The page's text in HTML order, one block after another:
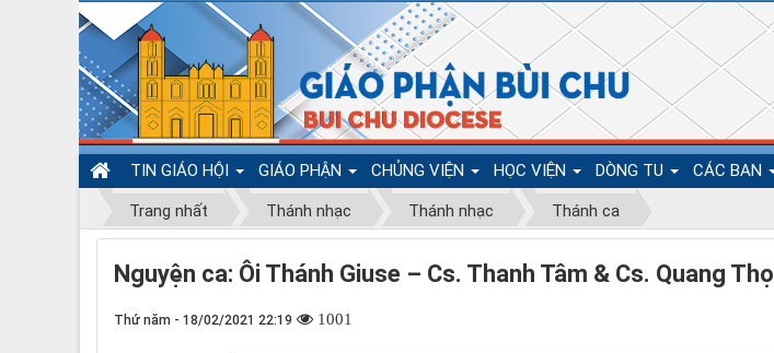
TIN GIÁO HỘI GIÁO PHẬN CHỦNG VIỆN HỌC VIỆN DÒNG TU CÁC BAN
Trang nhất Thánh nhạc Thánh nhạc Thánh ca
Nguyện ca: Ôi Thánh Giuse – Cs. Thanh Tâm & Cs. Quang Thọ
Thứ năm - 18/02/2021 22:19 1001